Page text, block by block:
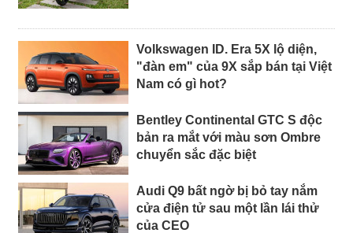
Volkswagen ID. Era 5X lộ diện,
"đàn em" của 9X sắp bán tại Việt
Nam có gì hot?
Bentley Continental GTC S độc
bản ra mắt với màu sơn Ombre
chuyển sắc đặc biệt
Audi Q9 bất ngờ bị bỏ tay nắm
cửa điện tử sau một lần lái thử
của CEO